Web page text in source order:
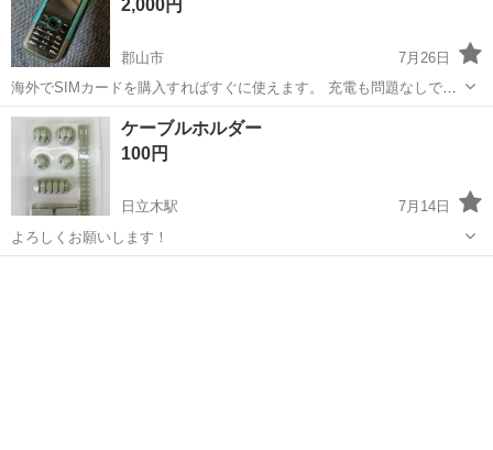
2,000円
郡山市
7月26日
海外でSIMカードを購入すればすぐに使えます。 充電も問題なしで
す。 画像の物が全てです。 手渡し、現金のみの対応でお願いします。
福島 郡山市 その他 NOKIA
ケーブルホルダー
100円
日立木駅
7月14日
よろしくお願いします！